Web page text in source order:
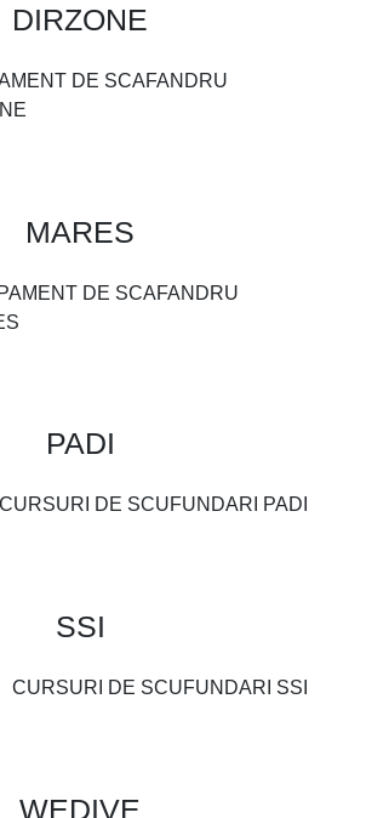
DIRZONE
DE SCAFANDRU
MARES
DE SCAFANDRU
PADI
CURSURI DE SCUFUNDARI PADI
SSI
CURSURI DE SCUFUNDARI SSI
WEDIVE